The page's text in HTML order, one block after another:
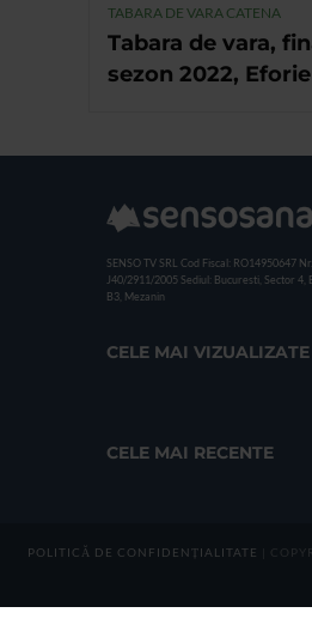
TABARA DE VARA CATENA
Tabara de vara,
sezon 2022,
SENSO TV SRL Cod Fiscal: RO14950647
J40/2911/2005 Sediul: Bucuresti, Sector 4,
B3, Mezanin
CELE MAI VIZUALIZATE
CELE MAI RECENTE
POLITICĂ DE CONFIDENȚIALITATE |